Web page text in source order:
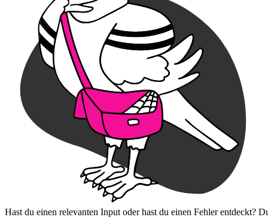
Hast du einen relevanten Input oder hast du einen Fehler entdeckt?